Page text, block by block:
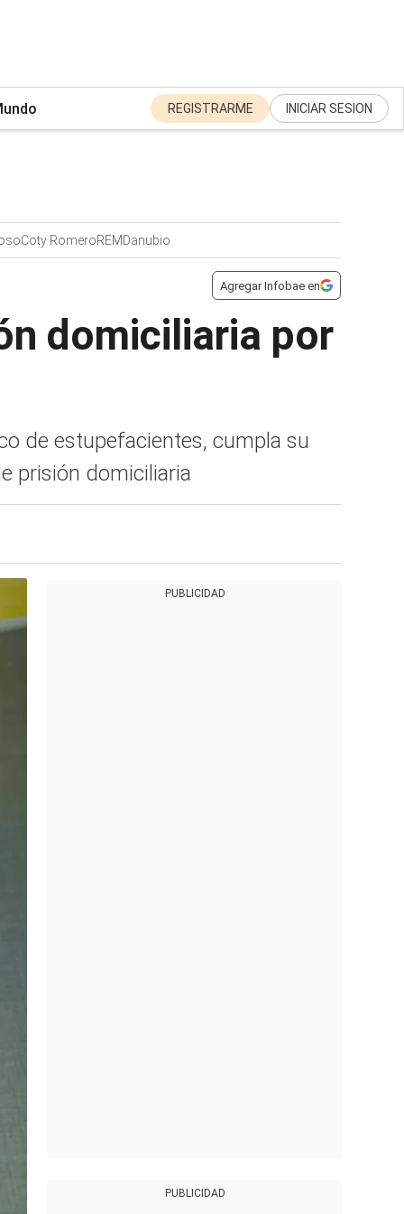
REGISTRARME INICIAR SESION
Coty RomeroREMDanubio
Agregar Infobae en
domiciliaria por
de estupefacientes, cumpla su
prisión domiciliaria
PUBLICIDAD
PUBLICIDAD